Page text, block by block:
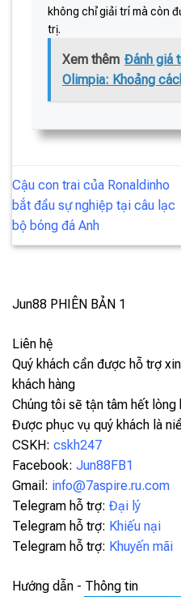
không chỉ giải trí mà còn
trị.
Xem thêm Đánh giá
Olimpia: Khoảng
Cậu con trai của Ronaldinho
bắt đầu sự nghiệp tại câu lạc
bộ bóng đá Anh
Jun88 PHIÊN BẢN 1
Liên hệ
Quý khách cần được hỗ trợ
khách hàng
Chúng tôi sẽ tận tâm hết lòng
Được phục vụ quý khách là
CSKH: cskh247
Facebook: Jun88FB1
Gmail: info@7aspire.ru.com
Telegram hỗ trợ: Đại lý
Telegram hỗ trợ: Khiếu nại
Telegram hỗ trợ: Khuyến mãi
Hướng dẫn - Thông tin